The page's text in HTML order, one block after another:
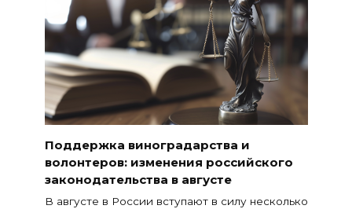
Поддержка виноградарства и
волонтеров: изменения российского
законодательства в августе
В августе в России вступают в силу несколько